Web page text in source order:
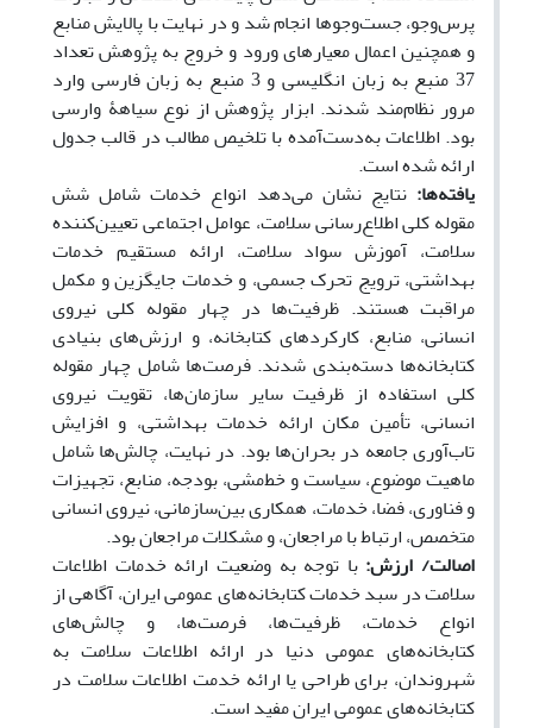
پرس‌وجو، جست‌وجوها انجام شد و در نهایت با پالایش منابع
و همچنین اعمال معیارهای ورود و خروج به پژوهش تعداد
37 منبع به زبان انگلیسی و 3 منبع به زبان فارسی وارد
مرور نظام‌مند شدند. ابزار پژوهش از نوع سیاهۀ وارسی
بود. اطلاعات به‌دست‌آمده با تلخیص مطالب در قالب جدول
ارائه شده است.
یافته‌ها: نتایج نشان می‌دهد انواع خدمات شامل شش
مقوله کلی اطلاع‌رسانی سلامت، عوامل اجتماعی تعیین‌کننده
سلامت، آموزش سواد سلامت، ارائه مستقیم خدمات
بهداشتی، ترویج تحرک جسمی، و خدمات جایگزین و مکمل
مراقبت هستند. ظرفیت‌ها در چهار مقوله کلی نیروی
انسانی، منابع، کارکردهای کتابخانه، و ارزش‌های بنیادی
کتابخانه‌ها دسته‌بندی شدند. فرصت‌ها شامل چهار مقوله
کلی استفاده از ظرفیت سایر سازمان‌ها، تقویت نیروی
انسانی، تأمین مکان ارائه خدمات بهداشتی، و افزایش
تاب‌آوری جامعه در بحران‌ها بود. در نهایت، چالش‌ها شامل
ماهیت موضوع، سیاست و خط‌مشی، بودجه، منابع، تجهیزات
و فناوری، فضا، خدمات، همکاری بین‌سازمانی، نیروی انسانی
متخصص، ارتباط با مراجعان، و مشکلات مراجعان بود.
اصالت/ ارزش: با توجه به وضعیت ارائه خدمات اطلاعات
سلامت در سبد خدمات کتابخانه‌های عمومی ایران، آگاهی از
انواع خدمات،‌ ظرفیت‌ها، فرصت‌ها، و چالش‌های
کتابخانه‌های عمومی دنیا در ارائه اطلاعات سلامت به
شهروندان، برای طراحی یا ارائه خدمت اطلاعات سلامت در
کتابخانه‌های عمومی ایران مفید است.